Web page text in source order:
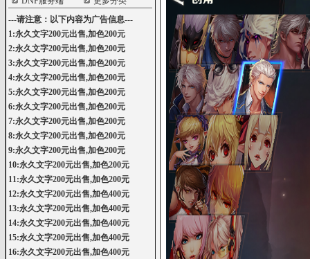
---请注意：以下内容为广告信息---
1:永久文字200元出售,加色200元
2:永久文字200元出售,加色200元
3:永久文字200元出售,加色200元
4:永久文字200元出售,加色200元
5:永久文字200元出售,加色200元
6:永久文字200元出售,加色200元
7:永久文字200元出售,加色200元
8:永久文字200元出售,加色200元
9:永久文字200元出售,加色200元
10:永久文字200元出售,加色200元
11:永久文字200元出售,加色200元
12:永久文字200元出售,加色400元
13:永久文字200元出售,加色400元
14:永久文字200元出售,加色400元
15:永久文字200元出售,加色400元
16:永久文字200元出售,加色400元